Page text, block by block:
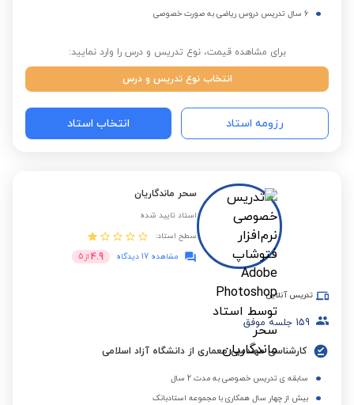
6 سال تدریس دروس ریاضی به صورت خصوصی
برای مشاهده قیمت، نوع تدریس و درس را وارد نمایید:
انتخاب نوع تدریس و درس
رزومه استاد انتخاب استاد
سحر ماندگاریان
استاد تایید شده
سطح استاد:
مشاهده 17 دیدگاه
4.9 از 5
تدریس آنلاین
159 جلسه موفق
کارشناسی مهندسی معماری از دانشگاه آزاد اسلامی
سابقه ی تدریس خصوصی به مدت 2 سال
بیش از چهار سال همکاری با مجموعه استادبانک